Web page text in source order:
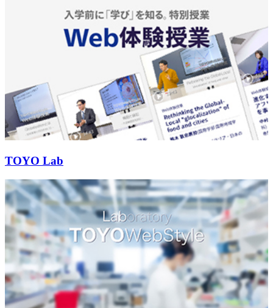
TOYO Lab